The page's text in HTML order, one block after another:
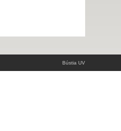
Bústia UV